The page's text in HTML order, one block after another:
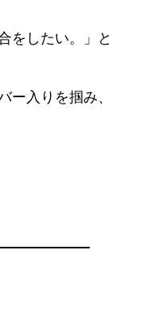
をしたい。」と
入りを掴み、